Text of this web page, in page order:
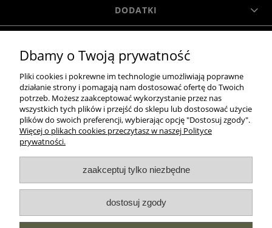
DODATKI
INFORMACJE
MOJE KONTO
O NAS
MOROWO
WSZELKIE PRAWA ZASTRZEŻONE MOROWO © 2018
Dbamy o Twoją prywatność
Pliki cookies i pokrewne im technologie umożliwiają poprawne
działanie strony i pomagają nam dostosować ofertę do Twoich
potrzeb. Możesz zaakceptować wykorzystanie przez nas
wszystkich tych plików i przejść do sklepu lub dostosować użycie
plików do swoich preferencji, wybierając opcję "Dostosuj zgody".
Więcej o plikach cookies przeczytasz w naszej Polityce
prywatności.
zaakceptuj tylko niezbędne
dostosuj zgody